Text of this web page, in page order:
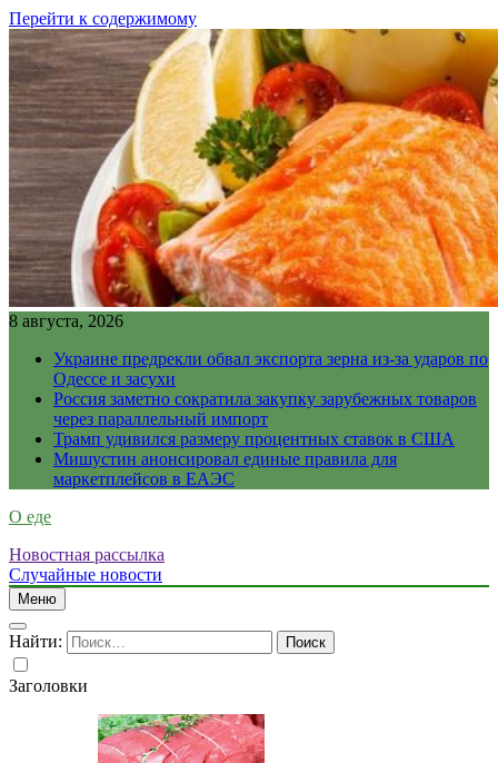
Перейти к содержимому
8 августа, 2026
Украине предрекли обвал экспорта зерна из-за ударов по
Одессе и засухи
Россия заметно сократила закупку зарубежных товаров
через параллельный импорт
Трамп удивился размеру процентных ставок в США
Мишустин анонсировал единые правила для
маркетплейсов в ЕАЭС
О еде
Новостная рассылка
Случайные новости
Меню
Найти:
Заголовки